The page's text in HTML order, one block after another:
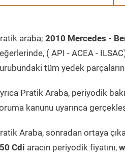
araba; 2010 Mercedes -
( API - ACEA -
tüm yedek
Pratik Araba, periyodik
kanunu uyarınca
Araba, sonradan ortaya
Cdi aracın periyodik fiyatını,